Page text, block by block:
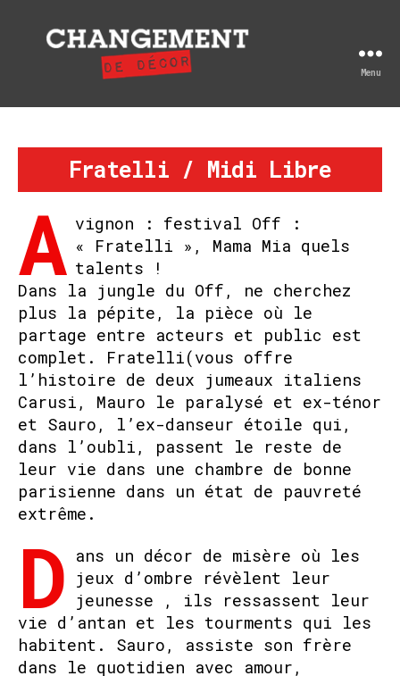
de
Menu
Fratelli / Midi Libre
A vignon : festival Off :
« Fratelli », Mama Mia quels
talents !
Dans la jungle du Off, ne cherchez
plus la pépite, la pièce où le
partage entre acteurs et public est
complet. Fratelli(vous offre
l’histoire de deux jumeaux italiens
Carusi, Mauro le paralysé et ex-ténor
et Sauro, l’ex-danseur étoile qui,
dans l’oubli, passent le reste de
leur vie dans une chambre de bonne
parisienne dans un état de pauvreté
extrême.
D ans un décor de misère où les
jeux d’ombre révèlent leur
jeunesse , ils ressassent leur
vie d’antan et les tourments qui les
habitent. Sauro, assiste son frère
dans le quotidien avec amour,